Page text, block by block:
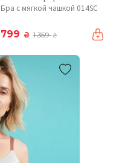
Бра с мягкой чашкой 014SC
799 ₴ 1 359₴